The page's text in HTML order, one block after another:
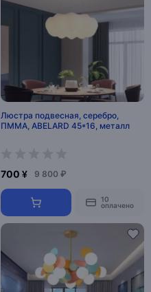
Люстра подвесная, серебро,
ПММА, ABELARD 45*16, металл
700 ¥ 9 800 ₽
10
оплачено